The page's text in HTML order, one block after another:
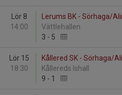
Lör 8
14:00
Lerums BK - Sörhaga/
Vättlehallen
3 - 5
Lör 15
18:30
Kållered SK - Sörhaga/
Kållereds Ishall
9 - 1